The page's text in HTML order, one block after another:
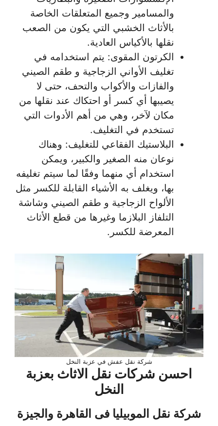
والمسامير وجميع المتعلقات الخاصة
بالأثاث الخشبي التي يكون من الصعب
نقلها بالأكياس العادية.
الكرتون المقوى: يتم استخدامه في
تغليف الأواني الزجاجية و طقم الصيني
والفازات والأكواب والتحف، حتى لا
يصيبها أي كسر أو احتكاك عند نقلها من
مكان لآخر، وهي من أهم الأدوات التي
تستخدم في التغليف.
البلاستيك الفقاعي للتغليف: وهناك
نوعان منه الصغير والكبير، ويمكن
استخدام أي منهما وفقًا لما سيتم تغليفه
بها، ويغلف به الأشياء القابلة للكسر مثل
الألواح الزجاجية و طقم الصيني وشاشة
التلفاز البلازما وغيرها من قطع الأثاث
المعرضة للكسر.
شركة نقل عفش في عزبة النخل
احسن شركات نقل الاثاث بعزبة
النخل
شركة نقل الموبيليا فى القاهرة والجيزة